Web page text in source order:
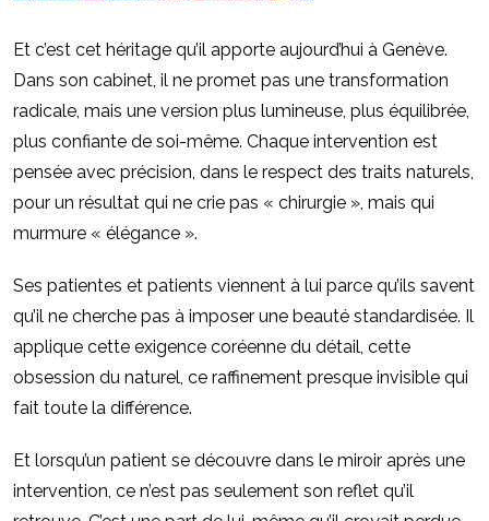
Et c’est cet héritage qu’il apporte aujourd’hui à Genève.
Dans son cabinet, il ne promet pas une transformation
radicale, mais une version plus lumineuse, plus équilibrée,
plus confiante de soi-même. Chaque intervention est
pensée avec précision, dans le respect des traits naturels,
pour un résultat qui ne crie pas « chirurgie », mais qui
murmure « élégance ».
Ses patientes et patients viennent à lui parce qu’ils savent
qu’il ne cherche pas à imposer une beauté standardisée. Il
applique cette exigence coréenne du détail, cette
obsession du naturel, ce raffinement presque invisible qui
fait toute la différence.
Et lorsqu’un patient se découvre dans le miroir après une
intervention, ce n’est pas seulement son reflet qu’il